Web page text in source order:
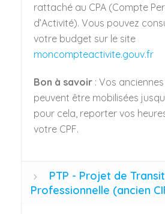
rattaché au CPA (Compte
d’Activité). Vous pouvez
votre budget sur le site
moncompteactivite.gouv.fr
Bon à savoir : Vos
peuvent être mobilisées
pour cela, reporter vos
votre CPF.
PTP - Projet de
Professionnelle (ancien